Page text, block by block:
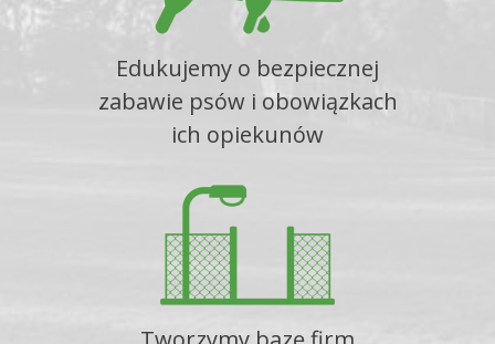
Edukujemy o bezpiecznej
zabawie psów i obowiązkach
ich opiekunów